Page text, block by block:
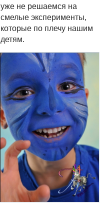
уже не решаемся на
смелые эксперименты,
которые по плечу нашим
детям.